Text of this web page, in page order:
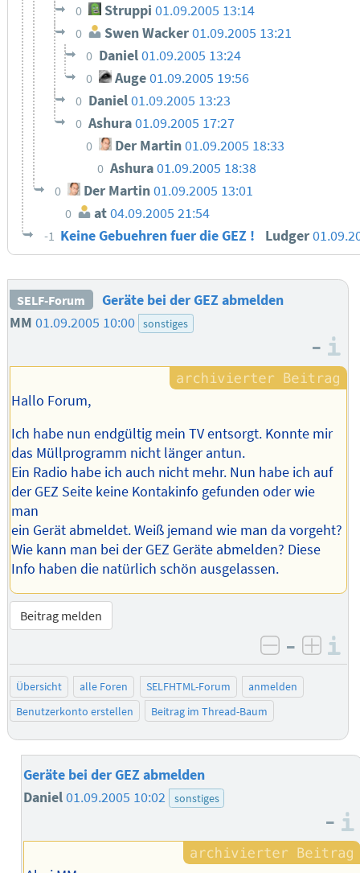
0 Struppi 01.09.2005 13:14
0 Swen Wacker01.09.2005 13:21
0 Daniel01.09.2005 13:24
0 Auge01.09.2005 19:56
0 Daniel01.09.2005 13:23
0 Ashura01.09.2005 17:27
0 Der Martin01.09.2005 18:33
0 Ashura01.09.2005 18:38
0 Der Martin 01.09.2005 13:01
0 at04.09.2005 21:54
-1 Keine Gebuehren fuer die GEZ ! Ludger
SELF-Forum
Geräte bei der GEZ abmelden
MM 01.09.2005 10:00 sonstiges
–
Hallo Forum,
Ich habe nun endgültig mein TV entsorgt. Konnte mir
das Müllprogramm nicht länger antun.
Ein Radio habe ich auch nicht mehr. Nun habe ich auf
der GEZ Seite keine Kontakinfo gefunden oder wie
man
ein Gerät abmeldet. Weiß jemand wie man da vorgeht?
Wie kann man bei der GEZ Geräte abmelden? Diese
Info haben die natürlich schön ausgelassen.
Beitrag melden
negativ
–
Übersicht alle Foren SELFHTML-Forum
anmelden
Benutzerkonto erstellen
Beitrag im Thread-Baum
Geräte bei der GEZ abmelden
Daniel01.09.2005 10:02 sonstiges
–